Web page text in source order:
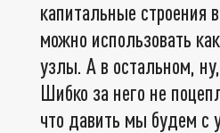
капитальные строения
можно использовать
узлы. А в остальном,
Шибко за него не
что давить мы будем с